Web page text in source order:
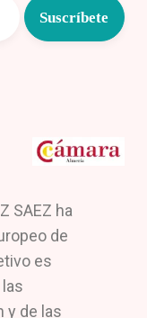
SAEZ ha
de
es
y de las